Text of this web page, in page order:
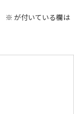
※ が付いている欄は